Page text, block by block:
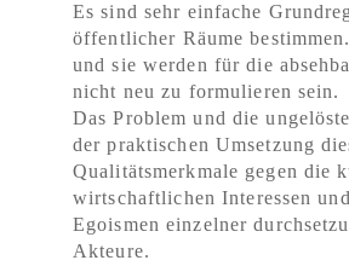
Es sind sehr einfache
öffentlicher Räume
und sie werden für die
nicht neu zu formulieren sein.
Das Problem und die
der praktischen Umsetzung
Qualitätsmerkmale gegen die
wirtschaftlichen Interessen
Egoismen einzelner
Akteure.